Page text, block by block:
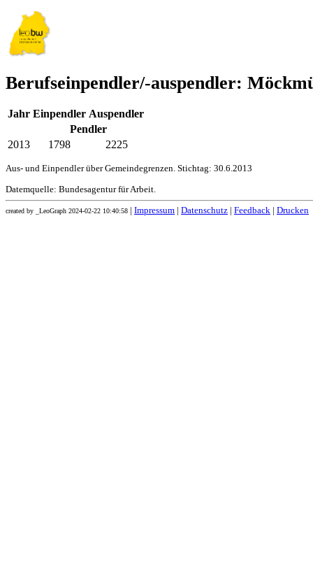
Berufseinpendler/-auspendler:
Jahr Einpendler Auspendler
Pendler
2013
1798 2225
Aus- und Einpendler über Gemeindegrenzen. Stichtag: 30.6.2013
Datemquelle: Bundesagentur für Arbeit.
created by _LeoGraph 2024-02-22 10:40:58 Impressum Datenschutz Feedback Drucken